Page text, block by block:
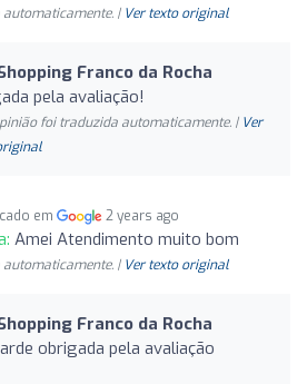
| Ver texto original
Franco da Rocha
pela avaliação!
foi traduzida automaticamente. | Ver
em 2 years ago
Amei Atendimento muito bom
| Ver texto original
Franco da Rocha
obrigada pela avaliação